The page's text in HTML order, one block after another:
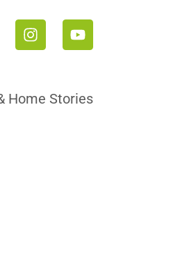
Home Stories